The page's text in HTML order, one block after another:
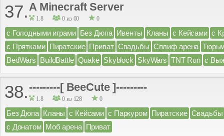
37.A Minecraft Server
1.8 0 из 60 0
с Голодными играми Без Дюпа Ивенты Кланы с Кейсами с
с Прятками Пиратские Приват Свадьбы Сплиф арена
BedWars BuildBattle Quake Skyblock SkyWars TNT Run с
38. ---------[ BeeCute ]---------
1.8 0 из 128 0
Без Дюпа Кланы с Кейсами с Паркуром Пиратские Свадьбы
с Донатом Моб арена Приват